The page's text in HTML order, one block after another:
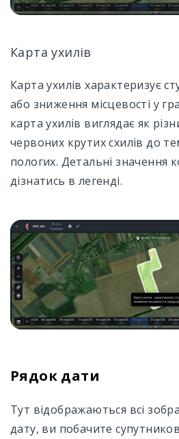
Карта ухилів
Карта ухилів характеризує
або зниження місцевості у
карта ухилів виглядає як
червоних крутих схилів до
пологих. Детальні значення
дізнатись в легенді.
Рядок дати
Тут відображаються всі
дату, ви побачите